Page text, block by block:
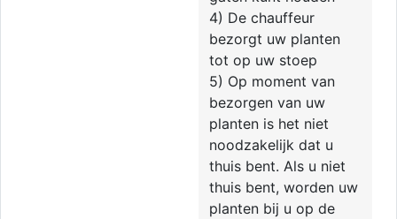
4) De chauffeur
bezorgt uw planten
tot op uw stoep
5) Op moment van
bezorgen van uw
planten is het niet
noodzakelijk dat u
thuis bent. Als u niet
thuis bent, worden uw
planten bij u op de